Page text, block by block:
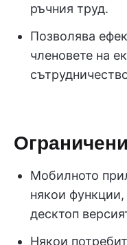
ръчния труд.
Позволява
членовете на
Мобилното
някои
десктоп
Някои